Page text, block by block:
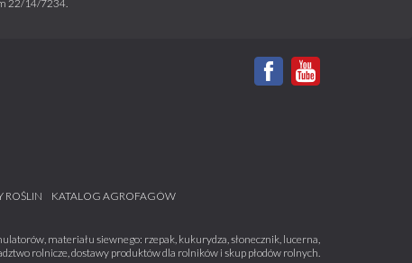
22/14/7234.
ROŚLIN KATALOG AGROFAGÓW
materiału siewnego: rzepak, kukurydza, słonecznik, lucerna,
rolnicze, dostawy produktów dla rolników i skup płodów rolnych.